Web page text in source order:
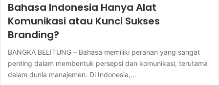
Bahasa Indonesia Hanya Alat
Komunikasi atau Kunci Sukses
Branding?
BANGKA BELITUNG – Bahasa memiliki peranan yang sangat
penting dalam membentuk persepsi dan komunikasi, terutama
dalam dunia manajemen. Di Indonesia,…